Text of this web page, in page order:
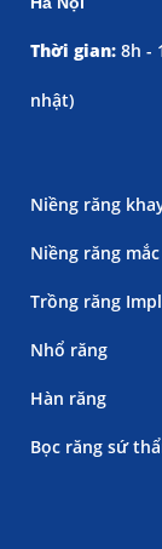
Thời gian: 8h -
nhật)
Niềng răng
Niềng răng
Trồng răng
Nhổ răng
Hàn răng
Bọc răng sứ